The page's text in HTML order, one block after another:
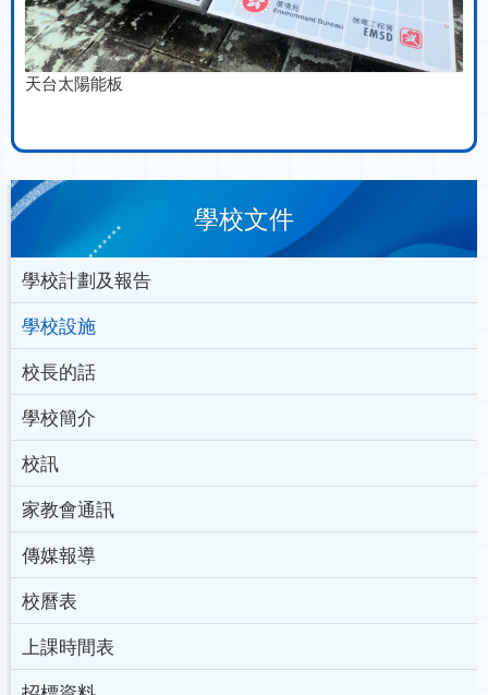
天台太陽能板
學校文件
學校計劃及報告
學校設施
校長的話
學校簡介
校訊
家教會通訊
傳媒報導
校曆表
上課時間表